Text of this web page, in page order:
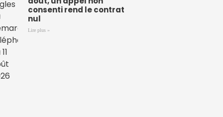
consenti rend le contrat
nul
Lire plus »